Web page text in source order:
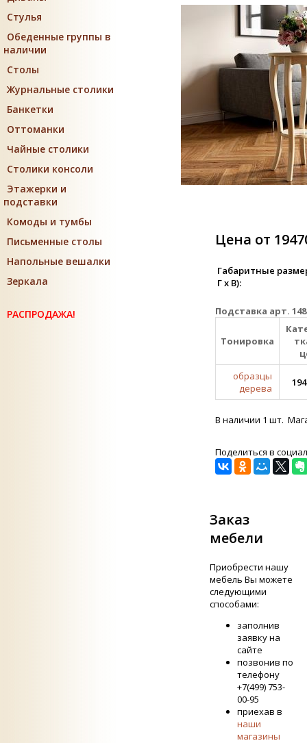
Стулья
Обеденные группы в
наличии
Столы
Журнальные столики
Банкетки
Оттоманки
Чайные столики
Столики консоли
Этажерки и
подставки
Комоды и тумбы
Письменные столы
Напольные вешалки
Зеркала
РАСПРОДАЖА!
Цена от
Габаритные
Г х В):
Подставка арт. 148
Тонировка
образцы
дерева
В наличии 1 шт.
Поделиться в
Заказ
мебели
Приобрести нашу
мебель Вы можете
следующими
способами:
заполнив
заявку на
сайте
позвонив по
телефону
+7(499) 753-
00-95
приехав в
наши
магазины